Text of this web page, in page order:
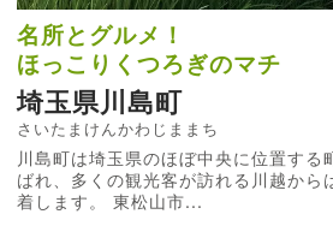
名所とグルメ！
ほっこりくつろぎのマチ
埼玉県川島町
さいたまけんかわじままち
川島町は埼玉県のほぼ中央に位置する
ばれ、多くの観光客が訪れる川越から
着します。 東松山市...